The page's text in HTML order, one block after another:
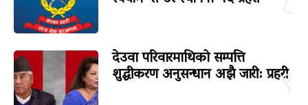
९
देउवा परिवारमाथिको सम्पत्ति
शुद्धीकरण अनुसन्धान अझै जारी: प्रहरी